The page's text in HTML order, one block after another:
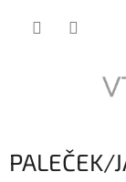
PALEČEK/